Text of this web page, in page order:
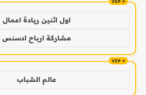
اول اثنين ريادة اعمال
مشاركة ارباح ادسنس
عالم الشباب